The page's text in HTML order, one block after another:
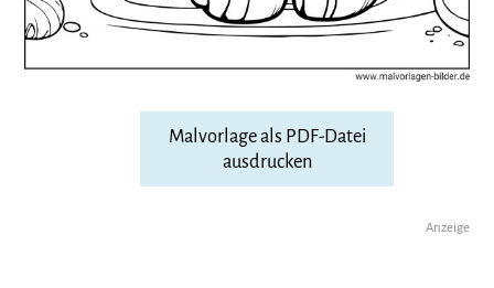
Malvorlage als PDF-Datei
ausdrucken
Anzeige